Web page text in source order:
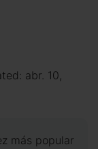
abr. 10,
más popular